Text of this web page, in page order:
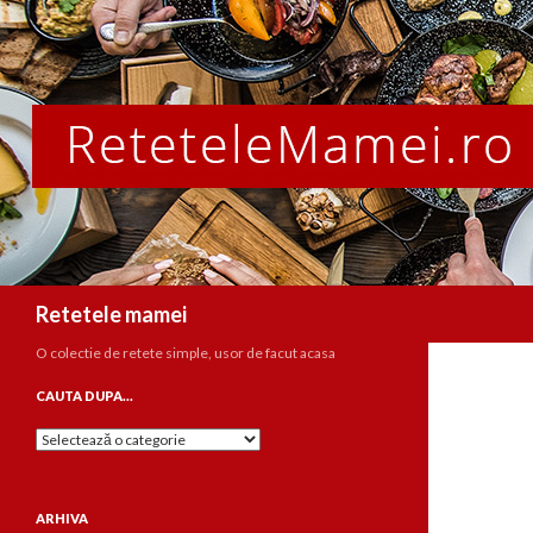
Retetele mamei
O colectie de retete simple, usor de facut acasa
CAUTA DUPA…
Cauta
ARHIVA